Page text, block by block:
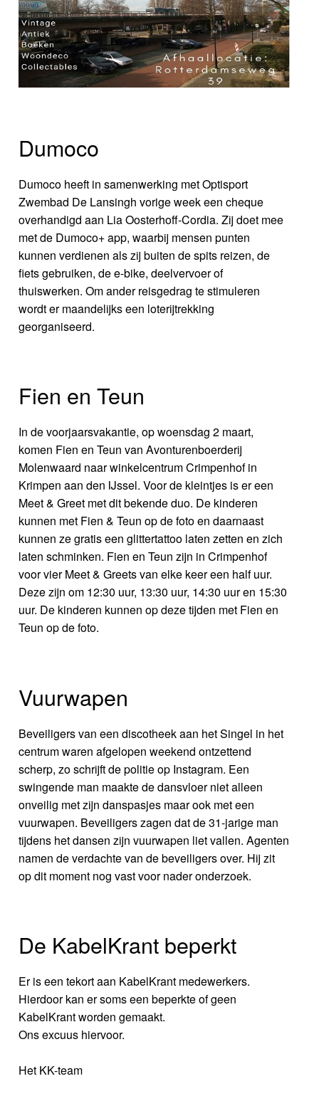
Dumoco
Dumoco heeft in samenwerking met Optisport
Zwembad De Lansingh vorige week een cheque
overhandigd aan Lia Oosterhoff-Cordia. Zij doet mee
met de Dumoco+ app, waarbij mensen punten
kunnen verdienen als zij buiten de spits reizen, de
fiets gebruiken, de e-bike, deelvervoer of
thuiswerken. Om ander reisgedrag te stimuleren
wordt er maandelijks een loterijtrekking
georganiseerd.
Fien en Teun
In de voorjaarsvakantie, op woensdag 2 maart,
komen Fien en Teun van Avonturenboerderij
Molenwaard naar winkelcentrum Crimpenhof in
Krimpen aan den IJssel. Voor de kleintjes is er een
Meet & Greet met dit bekende duo. De kinderen
kunnen met Fien & Teun op de foto en daarnaast
kunnen ze gratis een glittertattoo laten zetten en zich
laten schminken. Fien en Teun zijn in Crimpenhof
voor vier Meet & Greets van elke keer een half uur.
Deze zijn om 12:30 uur, 13:30 uur, 14:30 uur en 15:30
uur. De kinderen kunnen op deze tijden met Fien en
Teun op de foto.
Vuurwapen
Beveiligers van een discotheek aan het Singel in het
centrum waren afgelopen weekend ontzettend
scherp, zo schrijft de politie op Instagram. Een
swingende man maakte de dansvloer niet alleen
onveilig met zijn danspasjes maar ook met een
vuurwapen. Beveiligers zagen dat de 31-jarige man
tijdens het dansen zijn vuurwapen liet vallen. Agenten
namen de verdachte van de beveiligers over. Hij zit
op dit moment nog vast voor nader onderzoek.
De KabelKrant beperkt
Er is een tekort aan KabelKrant medewerkers.
Hierdoor kan er soms een beperkte of geen
KabelKrant worden gemaakt.
Ons excuus hiervoor.
Het KK-team